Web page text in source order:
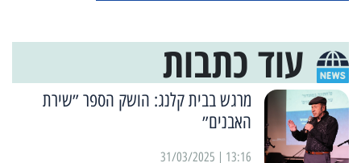
עוד כתבות
מרגש בבית קלנג: הושק הספר ״שירת
האבנים״
13:16 | 31/03/2025